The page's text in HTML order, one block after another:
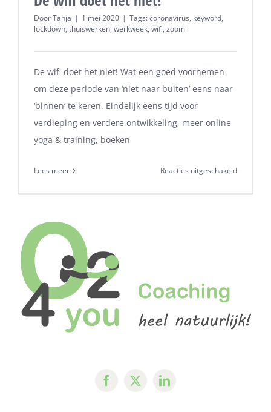
DoorTanja | 1 mei 2020 | Tags:coronavirus, keyword,
lockdown, thuiswerken, werkweek, wifi, zoom
De wifi doet het niet! Wat een goed voornemen
om deze periode van ‘niet naar buiten’ eens naar
‘binnen’ te keren. Eindelijk eens tijd voor
verdieping en verdere ontwikkeling, meer online
yoga & training, boeken
Lees meer Reacties uitgeschakeldvoor